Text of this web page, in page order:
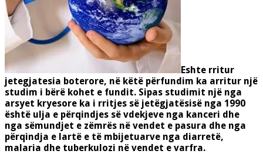
Eshte rritur
jetegjatesia boterore, në këtë përfundim ka arritur një
studim i bërë kohet e fundit. Sipas studimit një nga
arsyet kryesore ka i rritjes së jetëgjatësisë nga 1990
është ulja e përqindjes së vdekjeve nga kanceri dhe
nga sëmundjet e zëmrës në vendet e pasura dhe nga
përqindja e lartë e të mbijetuarve nga diarretë,
malaria dhe tuberkulozi në vendet e varfra.